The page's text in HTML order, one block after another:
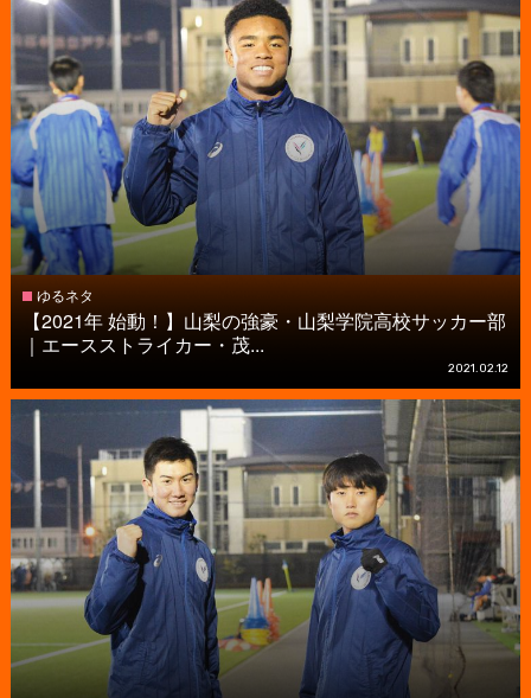
ゆるネタ
【2021年 始動！】山梨の強豪・山梨学院高校サッカー部
｜エースストライカー・茂...
2021.02.12